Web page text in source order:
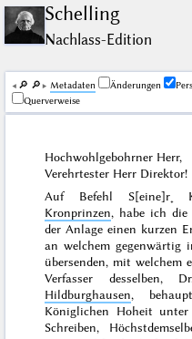
Schelling
Nachlass-Edition
🔎︎ 🔎︎ Me­ta­da­ten Änderungen
Querverweise
Hochwohlgebohrner Herr,
Verehrtester Herr Direktor!
Auf Befehl S[eine]r˖
Kronprinzen, habe ich die
der Anlage einen kurzen
an welchem gegenwärtig
übersenden, mit welchem
Verfasser desselben,
Hildburghausen,
Königlichen Hoheit unter
Schreiben,